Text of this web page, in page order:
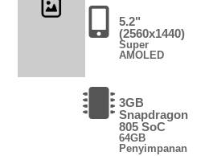
5.2"
(2560x1440)
Super
AMOLED
3GB
Snapdragon
805 SoC
64GB
Penyimpanan